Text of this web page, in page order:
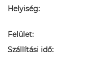
Helyiség:
Felület:
Szállítási idő: